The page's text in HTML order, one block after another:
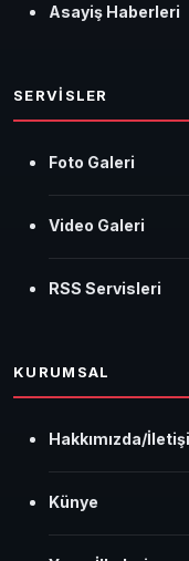
Asayiş Haberleri
SERVİSLER
Foto Galeri
Video Galeri
RSS Servisleri
KURUMSAL
Hakkımızda/
Künye